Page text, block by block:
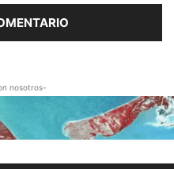
nosotros-